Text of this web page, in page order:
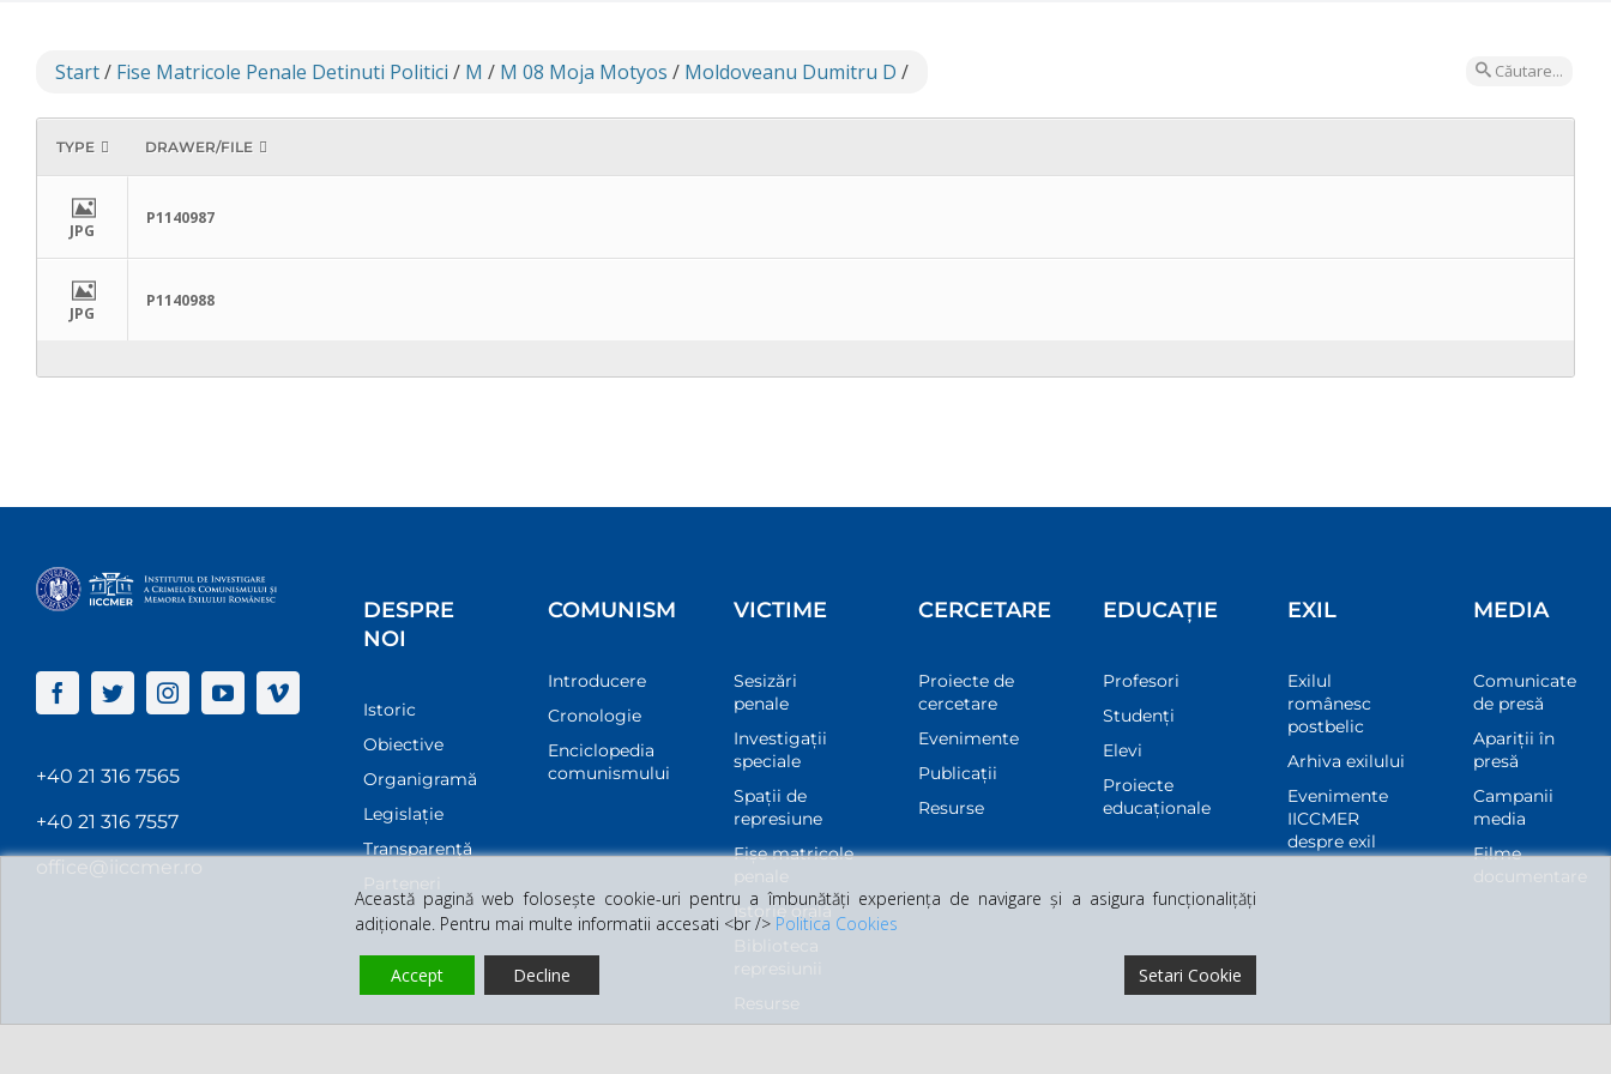
Start/ Fise Matricole Penale Detinuti Politici / M / M 08 Moja Motyos / Moldoveanu Dumitru D / Căutare...
TYPE DRAWER/FILE
JPG
P1140987
JPG
P1140988
+40 21 316 7565
+40 21 316 7557
office@iiccmer.ro
DESPRE
NOI
Istoric
Obiective
Organigramă
Legislație
Transparenţă
Parteneri
COMUNISM
Introducere
Cronologie
Enciclopedia
comunismului
VICTIME
Sesizări
penale
Investigații
speciale
Spații de
represiune
Fișe matricole
penale
Istorie orală
Biblioteca
represiunii
Resurse
CERCETARE
Proiecte de
cercetare
Evenimente
Publicații
Resurse
EDUCAȚIE
Profesori
Studenți
Elevi
Proiecte
educaționale
EXIL
Exilul
românesc
postbelic
Arhiva exilului
Evenimente
IICCMER
despre exil
MEDIA
Comunicate
de presă
Apariții în
presă
Campanii
media
Filme
documentare
Această pagină web folosește cookie-uri pentru a îmbunătăți experiența de navigare și a asigura funcționalițăți
adiționale. Pentru mai multe informatii accesati <br /> Politica Cookies
Accept Decline Setari Cookie